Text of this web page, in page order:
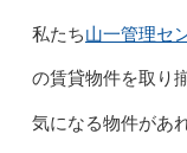
私たち山一管理セ
の賃貸物件を取り
気になる物件があ